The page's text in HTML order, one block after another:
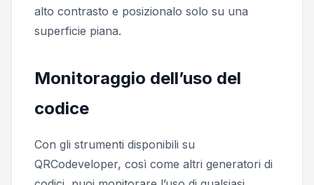
alto contrasto e posizionalo solo su una
superficie piana.
Monitoraggio dell’uso del
codice
Con gli strumenti disponibili su
QRCodeveloper, così come altri generatori di